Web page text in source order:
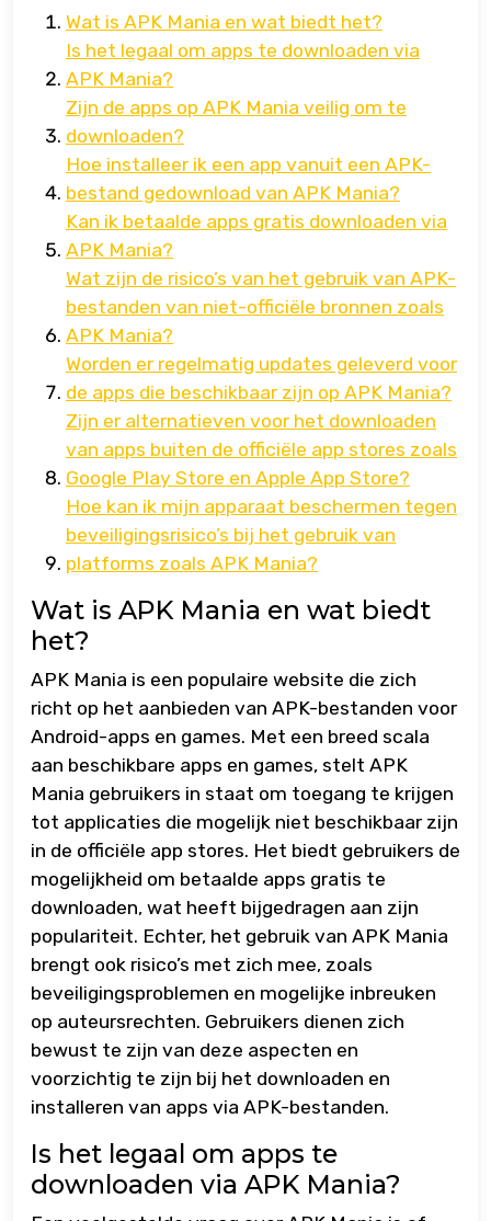
Wat is APK Mania en wat biedt het?
Is het legaal om apps te downloaden via
APK Mania?
Zijn de apps op APK Mania veilig om te
downloaden?
Hoe installeer ik een app vanuit een APK-
bestand gedownload van APK Mania?
Kan ik betaalde apps gratis downloaden via
APK Mania?
Wat zijn de risico’s van het gebruik van APK-
bestanden van niet-officiële bronnen zoals
APK Mania?
Worden er regelmatig updates geleverd voor
de apps die beschikbaar zijn op APK Mania?
Zijn er alternatieven voor het downloaden
van apps buiten de officiële app stores zoals
Google Play Store en Apple App Store?
Hoe kan ik mijn apparaat beschermen tegen
beveiligingsrisico’s bij het gebruik van
platforms zoals APK Mania?
Wat is APK Mania en wat biedt
het?
APK Mania is een populaire website die zich
richt op het aanbieden van APK-bestanden voor
Android-apps en games. Met een breed scala
aan beschikbare apps en games, stelt APK
Mania gebruikers in staat om toegang te krijgen
tot applicaties die mogelijk niet beschikbaar zijn
in de officiële app stores. Het biedt gebruikers de
mogelijkheid om betaalde apps gratis te
downloaden, wat heeft bijgedragen aan zijn
populariteit. Echter, het gebruik van APK Mania
brengt ook risico’s met zich mee, zoals
beveiligingsproblemen en mogelijke inbreuken
op auteursrechten. Gebruikers dienen zich
bewust te zijn van deze aspecten en
voorzichtig te zijn bij het downloaden en
installeren van apps via APK-bestanden.
Is het legaal om apps te
downloaden via APK Mania?